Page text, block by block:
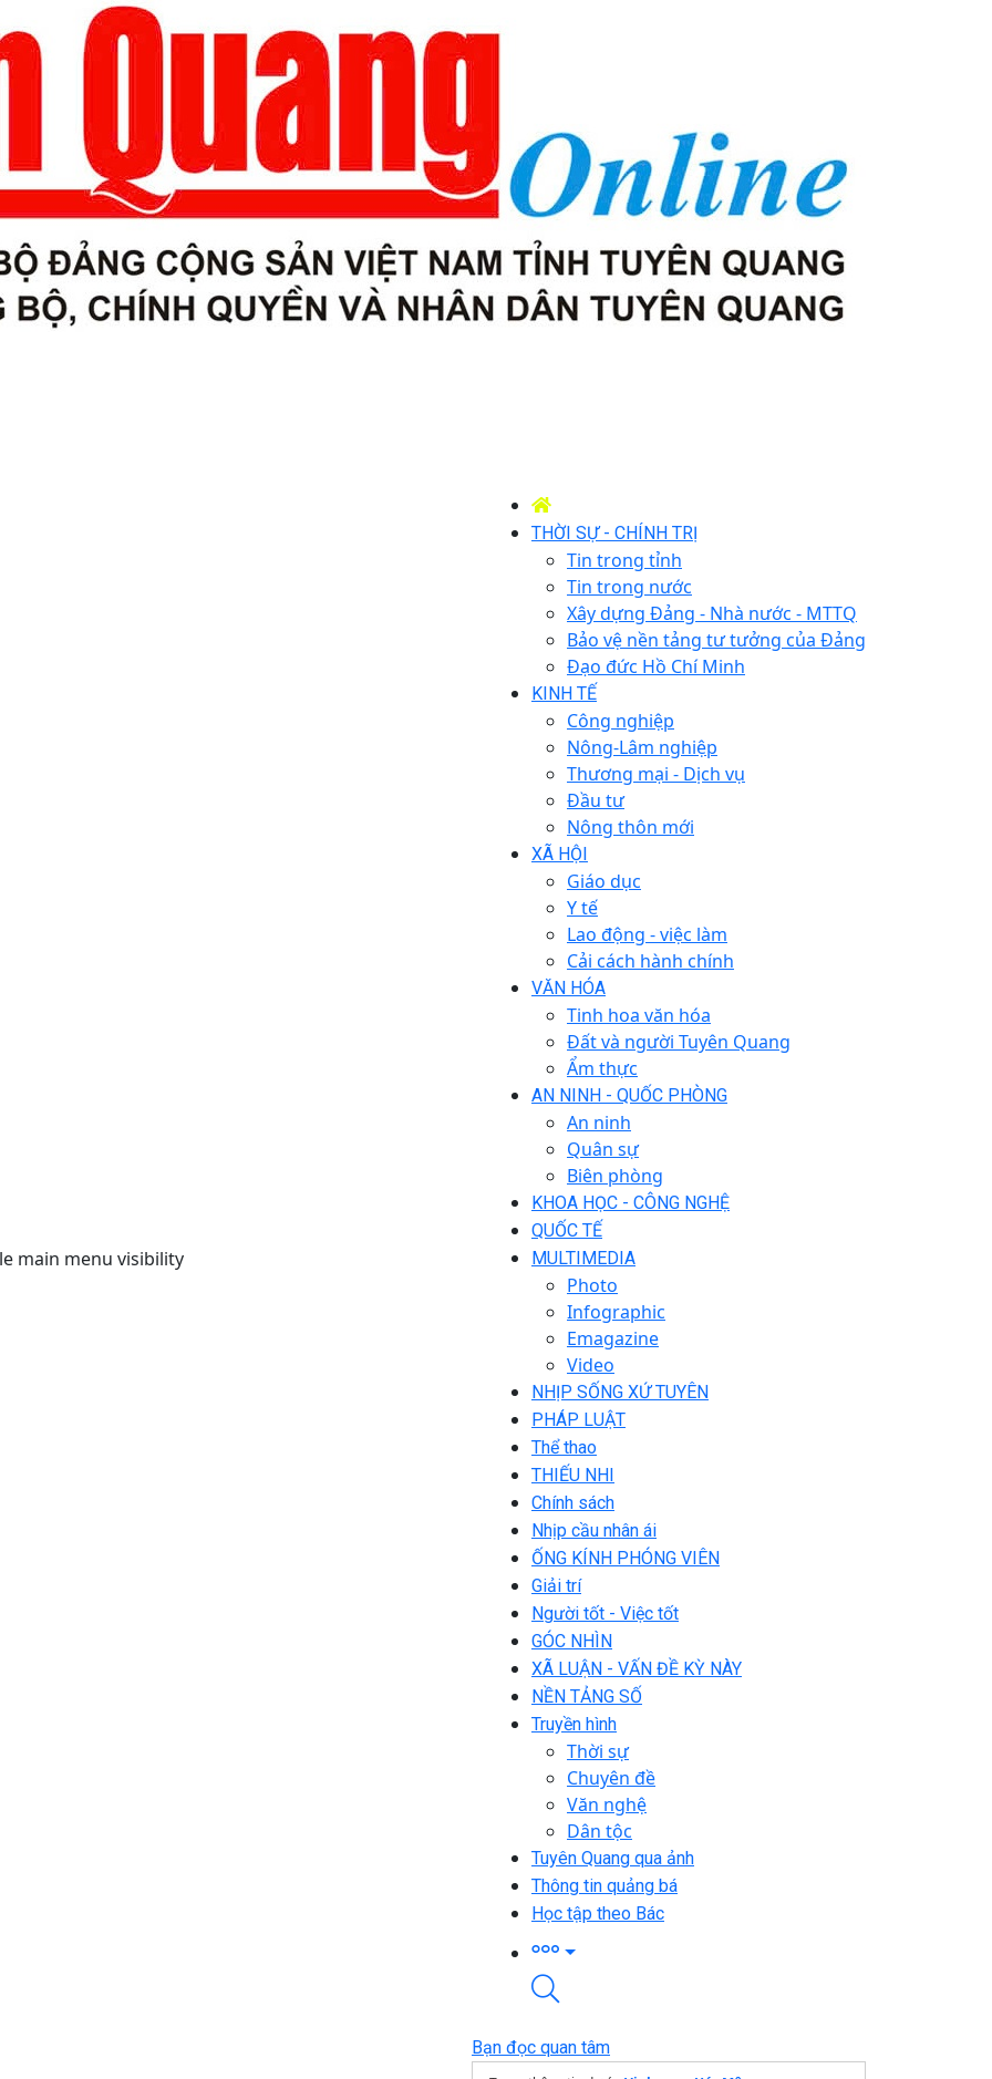
main menu visibility
THỜI SỰ - CHÍNH TRỊ
Tin trong tỉnh
Tin trong nước
Xây dựng Đảng - Nhà nước - MTTQ
Bảo vệ nền tảng tư tưởng của Đảng
Đạo đức Hồ Chí Minh
KINH TẾ
Công nghiệp
Nông-Lâm nghiệp
Thương mại - Dịch vụ
Đầu tư
Nông thôn mới
XÃ HỘI
Giáo dục
Y tế
Lao động - việc làm
Cải cách hành chính
VĂN HÓA
Tinh hoa văn hóa
Đất và người Tuyên Quang
Ẩm thực
AN NINH - QUỐC PHÒNG
An ninh
Quân sự
Biên phòng
KHOA HỌC - CÔNG NGHỆ
QUỐC TẾ
MULTIMEDIA
Photo
Infographic
Emagazine
Video
NHỊP SỐNG XỨ TUYÊN
PHÁP LUẬT
Thể thao
THIẾU NHI
Chính sách
Nhịp cầu nhân ái
ỐNG KÍNH PHÓNG VIÊN
Giải trí
Người tốt - Việc tốt
GÓC NHÌN
XÃ LUẬN - VẤN ĐỀ KỲ NÀY
NỀN TẢNG SỐ
Truyền hình
Thời sự
Chuyên đề
Văn nghệ
Dân tộc
Tuyên Quang qua ảnh
Thông tin quảng bá
Học tập theo Bác
Bạn đọc quan tâm